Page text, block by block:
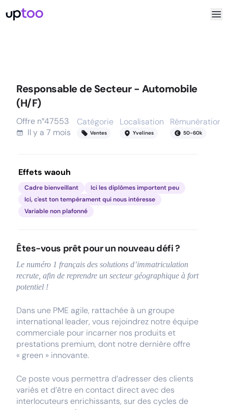
Responsable de Secteur - Automobile
(H/F)
Offre n°47553
Il y a 7 mois
Catégorie
Ventes
Localisation
Yvelines
Rémunération
50-60k
Effets waouh
Cadre bienveillant
Ici les diplômes importent peu
Ici, c'est ton tempérament qui nous intéresse
Variable non plafonné
Êtes-vous prêt pour un nouveau défi ?
Le numéro 1 français des solutions d’immatriculation
recrute, afin de reprendre un secteur géographique à fort
potentiel !
Dans une PME agile, rattachée à un groupe
international leader, vous rejoindrez notre équipe
commerciale pour incarner nos produits et
prestations premium, dont notre dernière offre
« green » innovante.
Ce poste vous permettra d’adresser des clients
variés et d’être en contact direct avec des
interlocuteurs enrichissants, sur des cycles de